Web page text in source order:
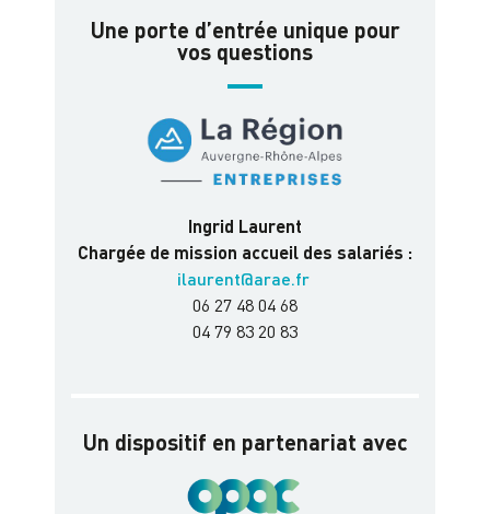
Une porte d’entrée unique pour
vos questions
Ingrid Laurent
Chargée de mission accueil des salariés :
ilaurent@arae.fr
06 27 48 04 68
04 79 83 20 83
Un dispositif en partenariat avec